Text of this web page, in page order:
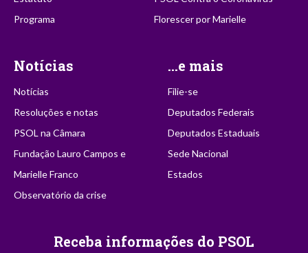
Programa
Florescer por Marielle
Notícias
Notícias
Resoluções e notas
PSOL na Câmara
Fundação Lauro Campos e
Marielle Franco
Observatório da crise
...e mais
Filie-se
Deputados Federais
Deputados Estaduais
Sede Nacional
Estados
Receba informações do PSOL